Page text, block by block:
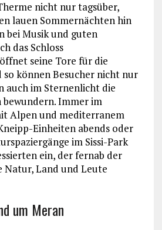
nicht nur tagsüber,
lauen Sommernächten hin
bei Musik und guten
das Schloss
seine Tore für die
können Besucher nicht nur
auch im Sternenlicht die
Immer im
Alpen und mediterranem
Einheiten abends oder
im Sissi-Park
ein, der fernab der
Land und Leute
um Meran